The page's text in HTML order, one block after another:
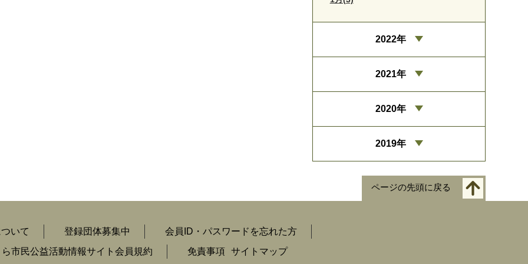
2022年
2021年
2020年
2019年
ページの先頭に戻る
いて 登録団体募集中
会員ID・パスワードを忘れた方
ら市民公益活動情報サイト会員規約
免責事項 サイトマップ